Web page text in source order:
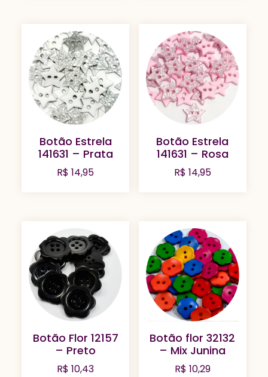
Botão Estrela
141631 – Prata
R$ 14,95
Botão Estrela
141631 – Rosa
R$ 14,95
Botão Flor 12157
– Preto
R$ 10,43
Botão flor 32132
– Mix Junina
R$ 10,29